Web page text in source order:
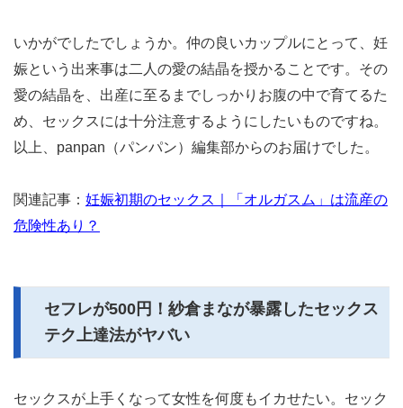
いかがでしたでしょうか。仲の良いカップルにとって、妊
娠という出来事は二人の愛の結晶を授かることです。その
愛の結晶を、出産に至るまでしっかりお腹の中で育てるた
め、セックスには十分注意するようにしたいものですね。
以上、panpan（パンパン）編集部からのお届けでした。
関連記事： 妊娠初期のセックス｜「オルガスム」は流産の
危険性あり？
セフレが500円！紗倉まなが暴露したセックス
テク上達法がヤバい
セックスが上手くなって女性を何度もイカせたい。セック